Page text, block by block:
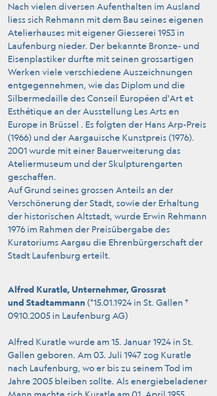
Nach vielen diversen Aufenthalten im Ausland
liess sich Rehmann mit dem Bau seines eigenen
Atelierhauses mit eigener Giesserei 1953 in
Laufenburg nieder. Der bekannte Bronze- und
Eisenplastiker durfte mit seinen grossartigen
Werken viele verschiedene Auszeichnungen
entgegennehmen, wie das Diplom und die
Silbermedaille des Conseil Européen d'Art et
Esthétique an der Ausstellung Les Arts en
Europe in Brüssel . Es folgten der Hans Arp-Preis
(1966) und der Aargauische Kunstpreis (1976).
2001 wurde mit einer Bauerweiterung das
Ateliermuseum und der Skulpturengarten
geschaffen.
Auf Grund seines grossen Anteils an der
Verschönerung der Stadt, sowie der Erhaltung
der historischen Altstadt, wurde Erwin Rehmann
1976 im Rahmen der Preisübergabe des
Kuratoriums Aargau die Ehrenbürgerschaft der
Stadt Laufenburg erteilt.
Alfred Kuratle, Unternehmer,Grossrat
und Stadtammann (*15.01.1924 in St. Gallen †
09.10.2005 in Laufenburg AG)
Alfred Kuratle wurde am 15. Januar 1924 in St.
Gallen geboren. Am 03. Juli 1947 zog Kuratle
nach Laufenburg, wo er bis zu seinem Tod im
Jahre 2005 bleiben sollte. Als energiebeladener